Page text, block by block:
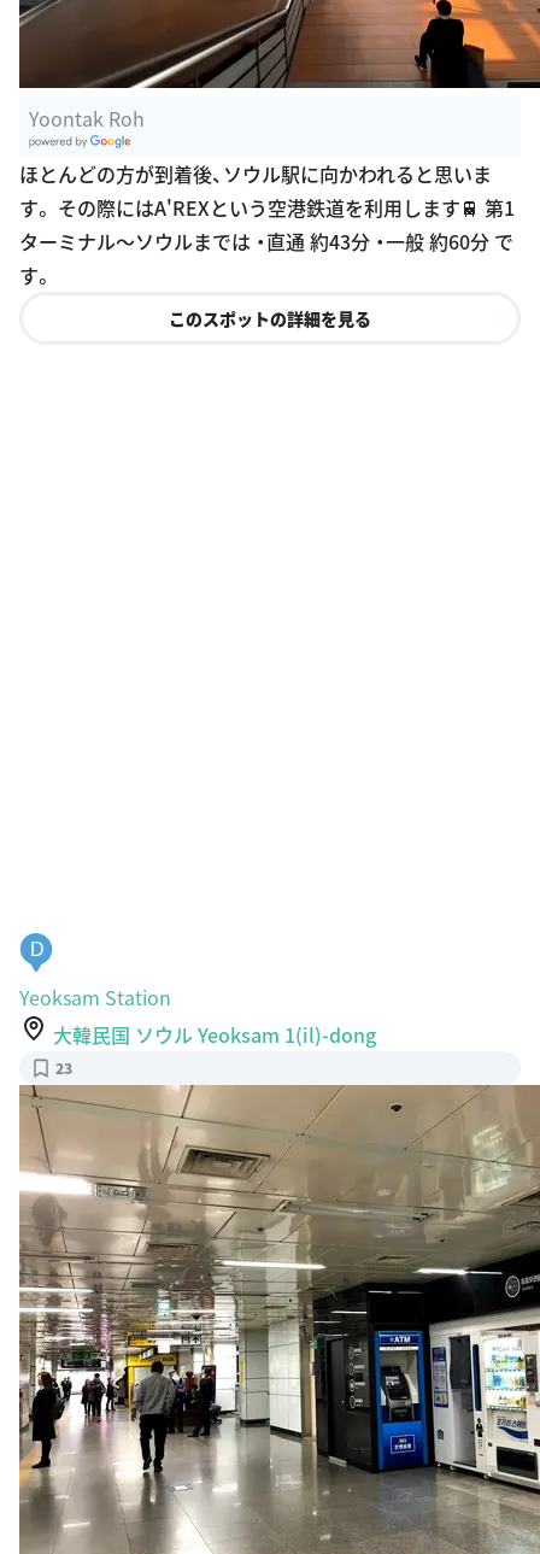
Yoontak Roh
oogle Plac
es
ほとんどの方が到着後、ソウル駅に向かわれると思いま
す。 その際にはA'REXという空港鉄道を利用します🚆 第1
ターミナル〜ソウルまでは ・直通 約43分 ・一般 約60分 で
す。
このスポットの詳細を見る
D
Yeoksam Station
大韓民国 ソウル Yeoksam 1(il)-dong
23